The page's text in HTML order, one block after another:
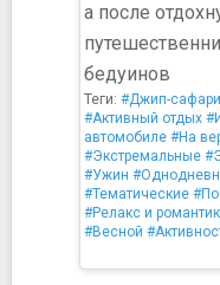
а после
бедуинов
Теги: #Джип-сафари
#Активный отдых
автомобиле #На
#Экстремальные
#Ужин
#Тематические
#Релакс и
#Весной